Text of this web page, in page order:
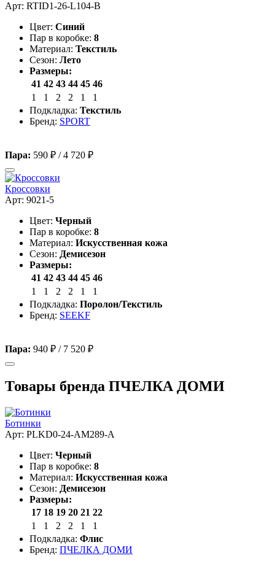
Арт: RTID1-26-L104-B
Цвет: Синий
Пар в коробке: 8
Материал: Текстиль
Сезон: Лето
Размеры:
41 42 43 44 45 46
1
1 2 2 1
1
Подкладка: Текстиль
Бренд: SPORT
Пара: 590 ₽ /4 720 ₽
Кроссовки
Арт: 9021-5
Цвет: Черный
Пар в коробке: 8
Материал: Искусственная кожа
Сезон: Демисезон
Размеры:
41 42 43 44 45 46
1
1 2 2 1
1
Подкладка: Поролон/Текстиль
Бренд: SEEKF
Пара: 940 ₽ / 7 520 ₽
Товары бренда ПЧЕЛКА ДОМИ
Ботинки
Арт: PLKD0-24-AM289-A
Цвет: Черный
Пар в коробке: 8
Материал: Искусственная кожа
Сезон: Демисезон
Размеры:
17 18 19 20 21 22
1
1 2 2 1
1
Подкладка: Флис
Бренд: ПЧЕЛКА ДОМИ